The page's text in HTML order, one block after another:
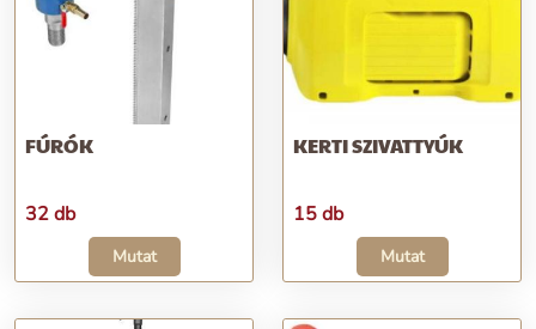
FÚRÓK
32 db
Mutat
KERTI SZIVATTYÚK
15 db
Mutat